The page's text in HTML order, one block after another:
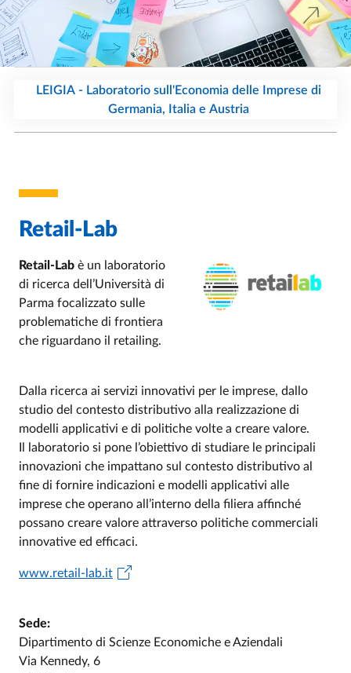
LEIGIA - Laboratorio sull'Economia delle Imprese di
Germania, Italia e Austria
Retail-Lab
Retail-Lab è un laboratorio
di ricerca dell’Università di
Parma focalizzato sulle
problematiche di frontiera
che riguardano il retailing.
Dalla ricerca ai servizi innovativi per le imprese, dallo
studio del contesto distributivo alla realizzazione di
modelli applicativi e di politiche volte a creare valore.
Il laboratorio si pone l’obiettivo di studiare le principali
innovazioni che impattano sul contesto distributivo al
fine di fornire indicazioni e modelli applicativi alle
imprese che operano all’interno della filiera affinché
possano creare valore attraverso politiche commerciali
innovative ed efficaci.
www.retail-lab.it
Sede:
Dipartimento di Scienze Economiche e Aziendali
Via Kennedy, 6